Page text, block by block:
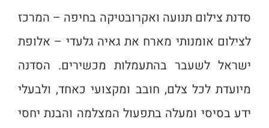
סדנת צילום תנועה ואקרובטיקה בחיפה – המרכז
לצילום אומנותי מארח את גאיה גלעדי – אלופת
ישראל לשעבר בהתעמלות מכשירים. הסדנה
מיועדת לכל צלם, חובב ומקצועי כאחד, ולבעלי
ידע בסיסי ומעלה בתפעול המצלמה והבנת יחסי